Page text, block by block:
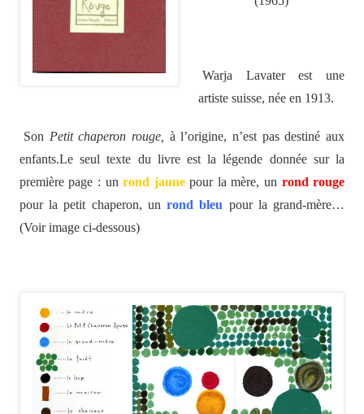
Warja Lavater est une
artiste suisse, née en 1913.
Son Petit chaperon rouge, à l’origine, n’est pas destiné aux
enfants.Le seul texte du livre est la légende donnée sur la
première page : unrond jaunepour la mère, un rond rouge
pour la petit chaperon, unrond bleu pour la grand-mère…
(Voir image ci-dessous)